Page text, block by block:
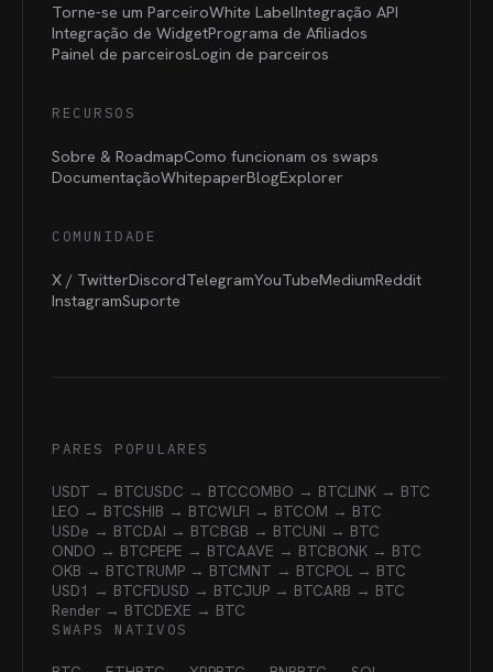
Torne-se um ParceiroWhite LabelIntegração API
Integração de WidgetPrograma de Afiliados
Painel de parceirosLogin de parceiros
RECURSOS
Sobre & RoadmapComo funcionam os swaps
DocumentaçãoWhitepaperBlogExplorer
COMUNIDADE
X / TwitterDiscordTelegramYouTubeMediumReddit
InstagramSuporte
PARES POPULARES
USDT → BTCUSDC → BTCCOMBO → BTCLINK → BTC
LEO → BTCSHIB → BTCWLFI → BTCOM → BTC
USDe → BTCDAI → BTCBGB → BTCUNI → BTC
ONDO → BTCPEPE → BTCAAVE → BTCBONK → BTC
OKB → BTCTRUMP → BTCMNT → BTCPOL → BTC
USD1 → BTCFDUSD → BTCJUP → BTCARB → BTC
Render → BTCDEXE → BTC
SWAPS NATIVOS